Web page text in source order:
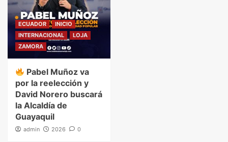
ECUADOR
INICIO
INTERNACIONAL
LOJA
ZAMORA
Pabel Muñoz va
por la reelección y
David Norero buscará
la Alcaldía de
Guayaquil
admin 2026 0